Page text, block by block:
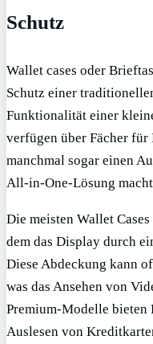
Schutz
Wallet cases oder
Schutz einer
Funktionalität einer
verfügen über Fächer
manchmal sogar einen
All-in-One-Lösung
Die meisten Wallet
dem das Display durch
Diese Abdeckung kann
was das Ansehen von
Premium-Modelle bieten
Auslesen von